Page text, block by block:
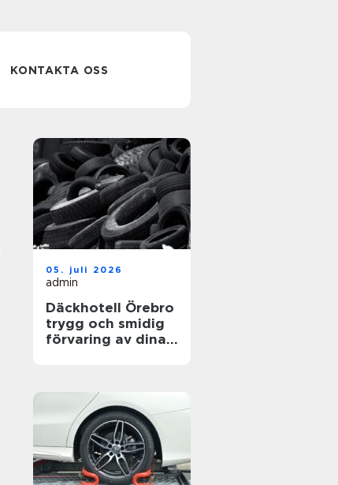
KONTAKTA OSS
05. juli 2026
admin
Däckhotell Örebro
trygg och smidig
förvaring av dina